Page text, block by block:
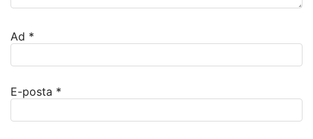
Ad *
E-posta *